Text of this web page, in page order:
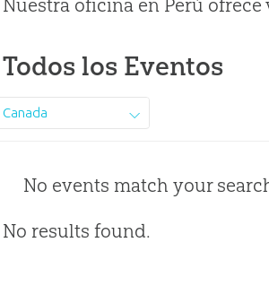
Nuestra oficina en Perú
Todos los Eventos
Canada
No events match your
No results found.